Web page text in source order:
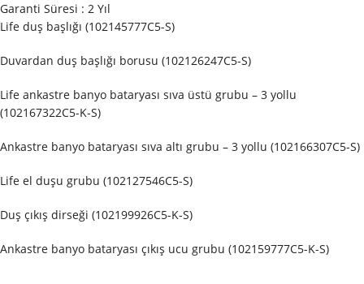
Garanti Süresi : 2 Yıl
Life duş başlığı (102145777C5-S)
Duvardan duş başlığı borusu (102126247C5-S)
Life ankastre banyo bataryası sıva üstü grubu – 3 yollu
(102167322C5-K-S)
Ankastre banyo bataryası sıva altı grubu – 3 yollu (102166307C5-S)
Life el duşu grubu (102127546C5-S)
Duş çıkış dirseği (102199926C5-K-S)
Ankastre banyo bataryası çıkış ucu grubu (102159777C5-K-S)